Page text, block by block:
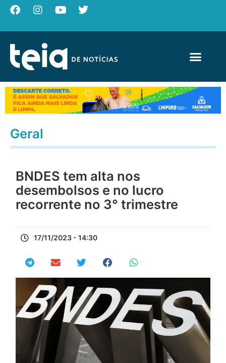
Geral
BNDES tem alta nos
desembolsos e no lucro
recorrente no 3° trimestre
17/11/2023 - 14:30